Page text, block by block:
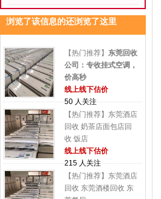
浏览了该信息的还浏览了这里
【热门推荐】 东莞回收
公司：专收挂式空调，
价高秒
线上线下估价
50 人关注
【热门推荐】东莞酒店
回收 奶茶店面包店回
收 饭店
线上线下估价
215 人关注
【热门推荐】东莞酒店
回收 东莞酒楼回收 东